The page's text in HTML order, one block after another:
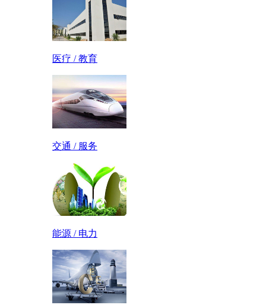
医疗 / 教育
交通 / 服务
能源 / 电力